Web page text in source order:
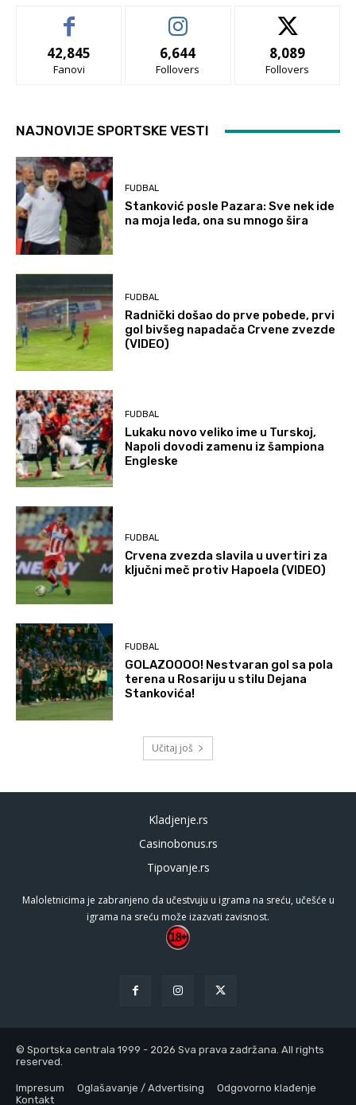
42,845
Fanovi
6,644
Follovers
8,089
Follovers
NAJNOVIJE SPORTSKE VESTI
FUDBAL
Stanković posle Pazara: Sve nek ide
na moja leđa, ona su mnogo šira
FUDBAL
Radnički došao do prve pobede, prvi
gol bivšeg napadača Crvene zvezde
(VIDEO)
FUDBAL
Lukaku novo veliko ime u Turskoj,
Napoli dovodi zamenu iz šampiona
Engleske
FUDBAL
Crvena zvezda slavila u uvertiri za
ključni meč protiv Hapoela (VIDEO)
FUDBAL
GOLAZOOOO! Nestvaran gol sa pola
terena u Rosariju u stilu Dejana
Stankovića!
Učitaj još
Kladjenje.rs
Casinobonus.rs
Tipovanje.rs
Maloletnicima je zabranjeno da učestvuju u igrama na sreću, učešće u
igrama na sreću može izazvati zavisnost.
© Sportska centrala 1999 - 2026 Sva prava zadržana. All rights
reserved.
Impresum Oglašavanje / Advertising
Odgovorno klađenje
Kontakt